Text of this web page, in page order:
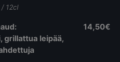
12cl
grillattua leipää,
14,50€